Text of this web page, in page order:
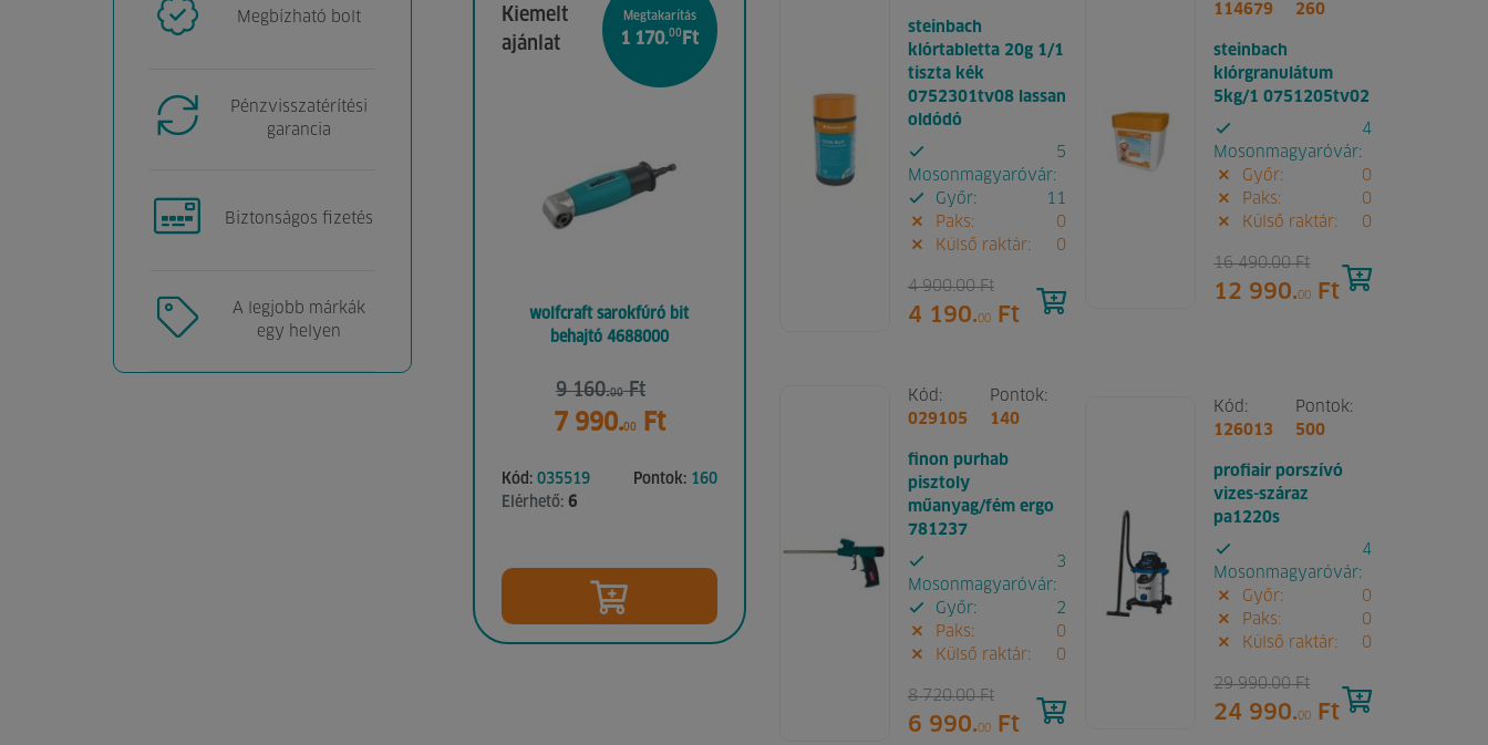
Megbízható bolt
Pénzvisszatérítési
garancia
Biztonságos fizetés
A legjobb márkák
egy helyen
Kiemelt
ajánlat
Megtakarítás
1 170.00 Ft
wolfcraft sarokfúró bit
behajtó 4688000
9 160.00Ft
7 990.00 Ft
Kód: 035519 Pontok: 160
Elérhető: 6
steinbach
klórtabletta 20g 1/1
tiszta kék
0752301tv08 lassan
oldódó
Mosonmagyaróvár:
5
Győr:
11
Paks:
0
Külső raktár:
0
4 900.00Ft
4 190.00Ft
114679
260
steinbach
klórgranulátum
5kg/1 0751205tv02
Mosonmagyaróvár:
4
Győr:
0
Paks:
0
Külső raktár:
0
16 490.00Ft
12 990.00 Ft
Kód:
029105
Pontok:
140
finon purhab
pisztoly
műanyag/fém ergo
781237
Mosonmagyaróvár:
3
Győr:
2
Paks:
0
Külső raktár:
0
8 720.00Ft
6 990.00Ft
Kód:
126013
Pontok:
500
profiair porszívó
vizes-száraz
pa1220s
Mosonmagyaróvár:
4
Győr:
0
Paks:
0
Külső raktár:
0
29 990.00Ft
24 990.00 Ft